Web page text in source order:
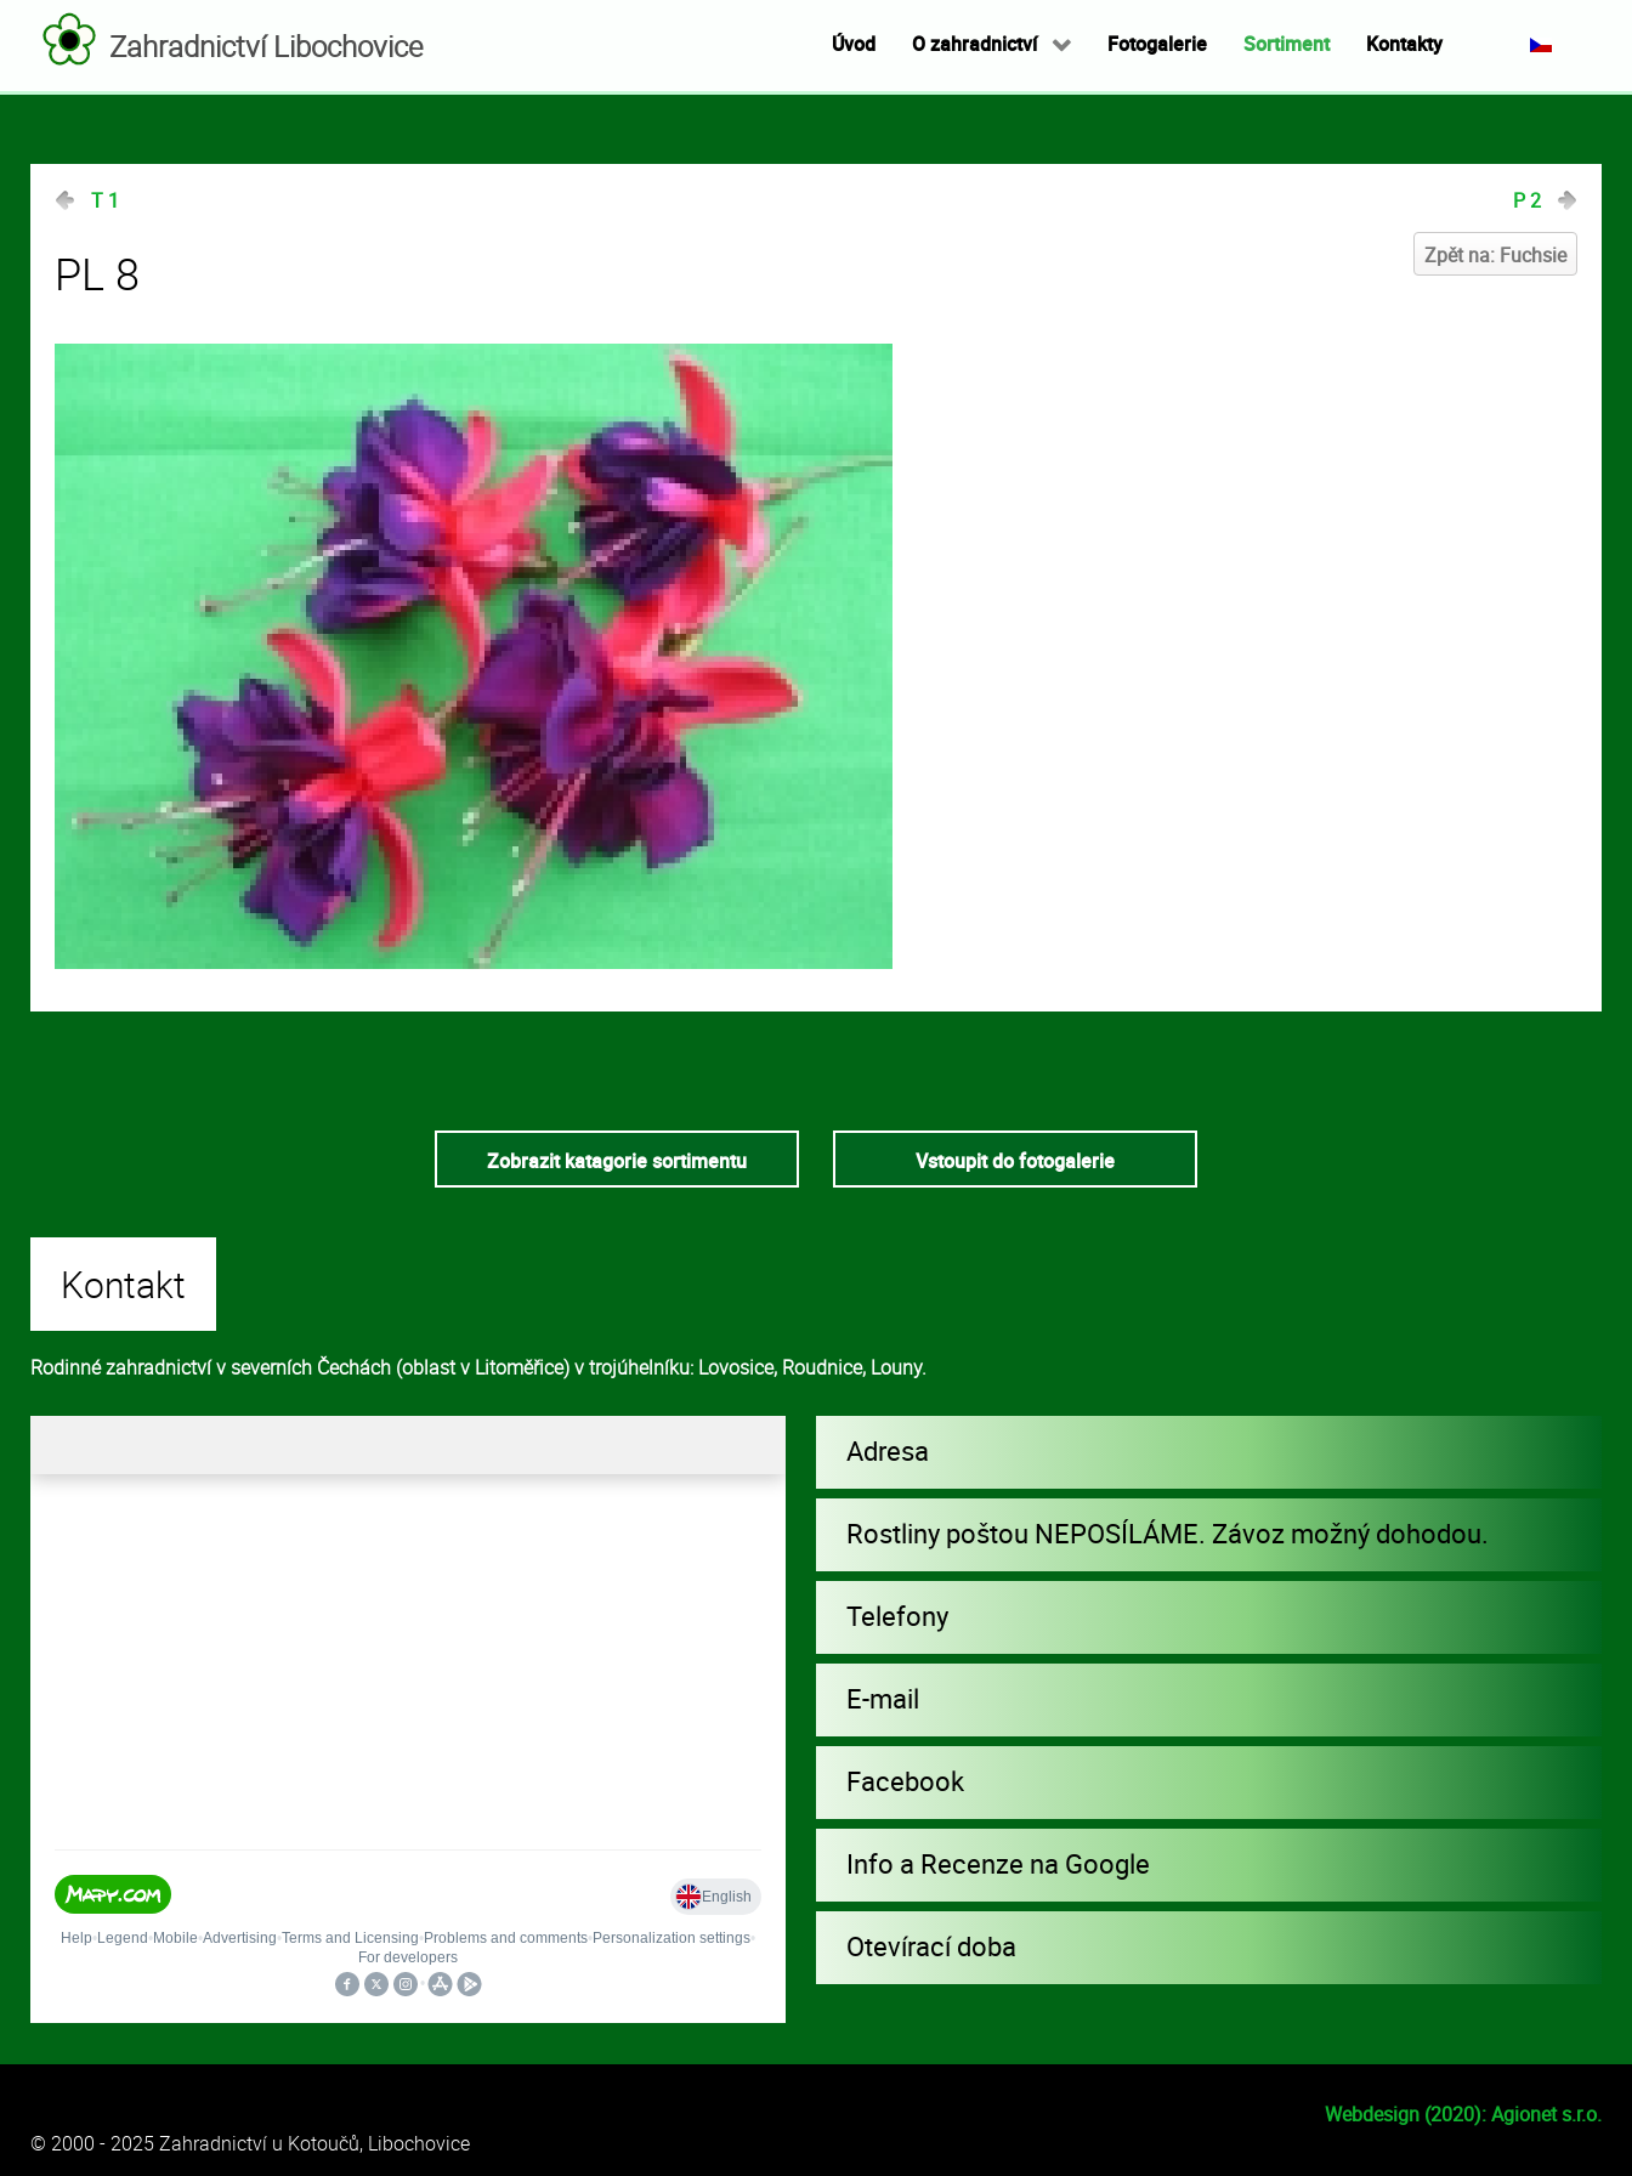
Zahradnictví Libochovice Úvod O zahradnictví Fotogalerie Sortiment Kontakty
T 1 P 2
Zpět na: Fuchsie
PL 8
Zobrazit katagorie sortimentu Vstoupit do fotogalerie
Kontakt
Rodinné zahradnictví v severních Čechách (oblast v Litoměřice) v trojúhelníku: Lovosice, Roudnice, Louny.
Adresa
Rostliny poštou NEPOSÍLÁME. Závoz možný dohodou.
Telefony
E-mail
Facebook
Info a Recenze na Google
Otevírací doba
© 2000 - 2025 Zahradnictví u Kotoučů, Libochovice
Webdesign (2020): Agionet s.r.o.